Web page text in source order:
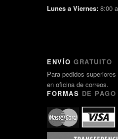
Lunes a Viernes: 8:00
ENVÍO GRATUITO
Para pedidos
en oficina de correos.
FORMAS DE PAGO